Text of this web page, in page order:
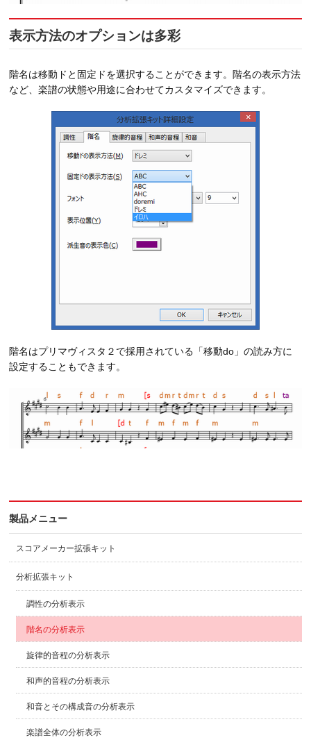
表示方法のオプションは多彩
階名は移動ドと固定ドを選択することができます。階名の表示方法
など、楽譜の状態や用途に合わせてカスタマイズできます。
階名はプリマヴィスタ２で採用されている「移動do」の読み方に
設定することもできます。
製品メニュー
スコアメーカー拡張キット
分析拡張キット
調性の分析表示
階名の分析表示
旋律的音程の分析表示
和声的音程の分析表示
和音とその構成音の分析表示
楽譜全体の分析表示